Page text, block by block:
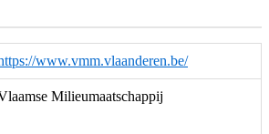
www.vmm.vlaanderen.be/
Milieumaatschappij